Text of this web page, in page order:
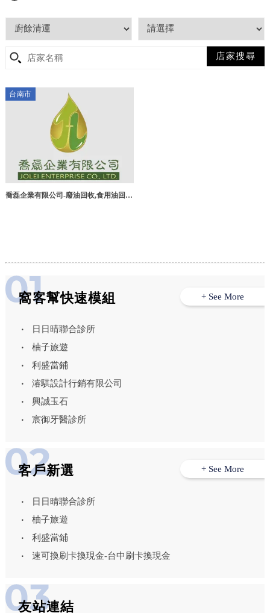
台南市
喬磊企業有限公司-廢油回收,食用油回
窩客幫快速模組
日日晴聯合診所
柚子旅遊
利盛當鋪
濬騏設計行銷有限公司
興誠玉石
宸御牙醫診所
+ See More
客戶新選
日日晴聯合診所
柚子旅遊
利盛當鋪
速可換刷卡換現金-台中刷卡換現金
+ See More
友站連結